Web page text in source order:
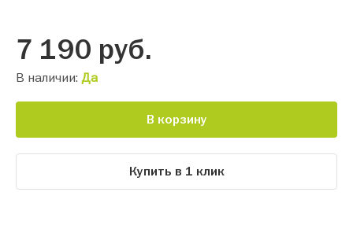
7 190 руб.
В наличии: Да
В корзину
Купить в 1 клик